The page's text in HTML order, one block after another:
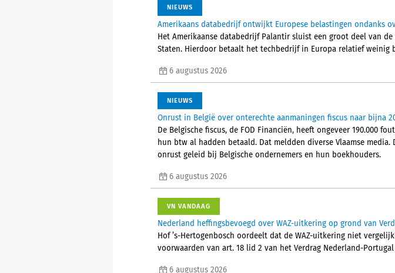
NIEUWS
Amerikaans databedrijf ontwijkt Europese belastingen ondanks
Het Amerikaanse databedrijf Palantir sluist een groot deel van
Staten. Hierdoor betaalt het techbedrijf in Europa relatief weinig
6 augustus 2026
NIEUWS
Onrust in België over onterechte aanmaningen fiscus naar bijna
De Belgische fiscus, de FOD Financiën, heeft ongeveer 190.000
hun btw al hadden betaald. Dat meldden diverse Vlaamse
onrust geleid bij Belgische ondernemers en hun boekhouders.
6 augustus 2026
VN VANDAAG
Nederland heffingsbevoegd over WAZ-uitkering op grond van
Hof ’s-Hertogenbosch oordeelt dat de WAZ-uitkering niet
voorwaarden van art. 18 lid 2 van het Verdrag Nederland-
6 augustus 2026